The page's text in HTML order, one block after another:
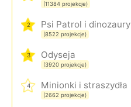
(11384 projekcje)
2 Psi Patrol i dinozaury
(8522 projekcje)
3 Odyseja
(3920 projekcje)
4 Minionki i straszydła
(2662 projekcje)